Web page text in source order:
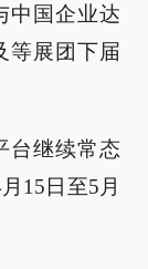
中国企业达
等展团下届
台继续常态
15日至5月